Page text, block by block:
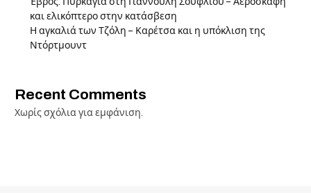
και ελικόπτερο στην κατάσβεση
Η αγκαλιά των Τζόλη – Καρέτσα και η υπόκλιση της
Ντόρτμουντ
Recent Comments
Χωρίς σχόλια για εμφάνιση.